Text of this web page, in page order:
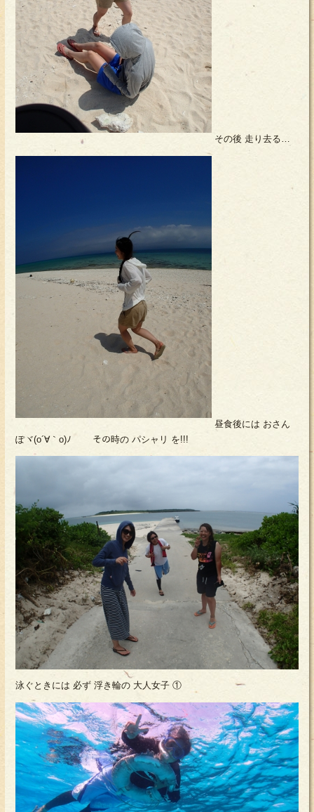
その後 走り去る…
昼食後には おさん
ぽヾ(o´∀｀o)ﾉ その時の パシャリ を!!!
泳ぐときには 必ず 浮き輪の 大人女子 ①